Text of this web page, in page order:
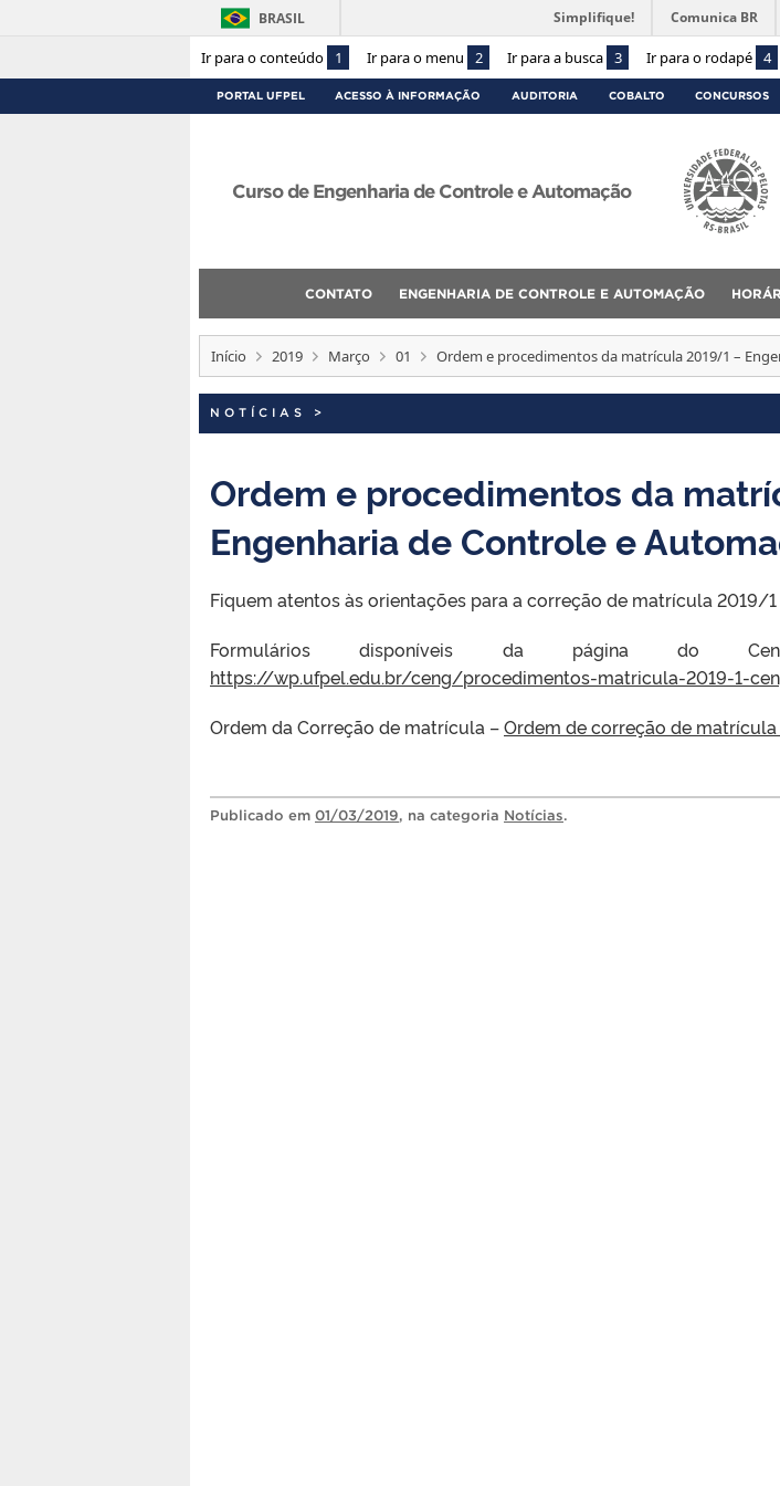
Ir para o conteúdo 1 Ir para o menu 2 Ir para a busca 3 Ir para o rodapé 4
BRASIL Simplifique! Comunica BR
PORTAL UFPEL ACESSO À INFORMAÇÃO AUDITORIA COBALTO CONCURSOS
Curso de Engenharia de Controle e Automação
CONTATO ENGENHARIA DE CONTROLE E AUTOMAÇÃO
Início 2019 Março 01 Ordem e procedimentos da matrícula 2019/1 –
NOTÍCIAS >
Ordem e procedimentos da
Engenharia de Controle e
Fiquem atentos às orientações para a correção de matrícula 2019/1
Formulários disponíveis da página do
https://wp.ufpel.edu.br/ceng/procedimentos-matricula-2019-1-
Ordem da Correção de matrícula –Ordem de correção de matrícula
Publicado em 01/03/2019, na categoria Notícias.